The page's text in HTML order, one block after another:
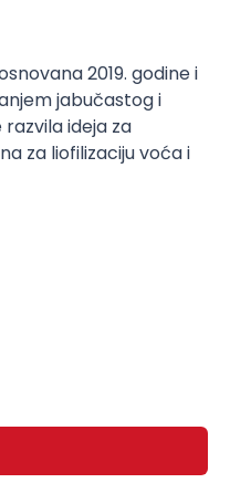
2019. godine i
jabučastog i
ideja za
za liofilizaciju voća i